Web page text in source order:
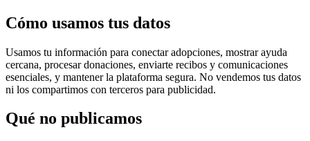
Cómo usamos tus datos
Usamos tu información para conectar adopciones, mostrar ayuda
cercana, procesar donaciones, enviarte recibos y comunicaciones
esenciales, y mantener la plataforma segura. No vendemos tus datos
ni los compartimos con terceros para publicidad.
Qué no publicamos